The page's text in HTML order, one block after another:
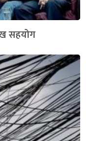
सहयोग